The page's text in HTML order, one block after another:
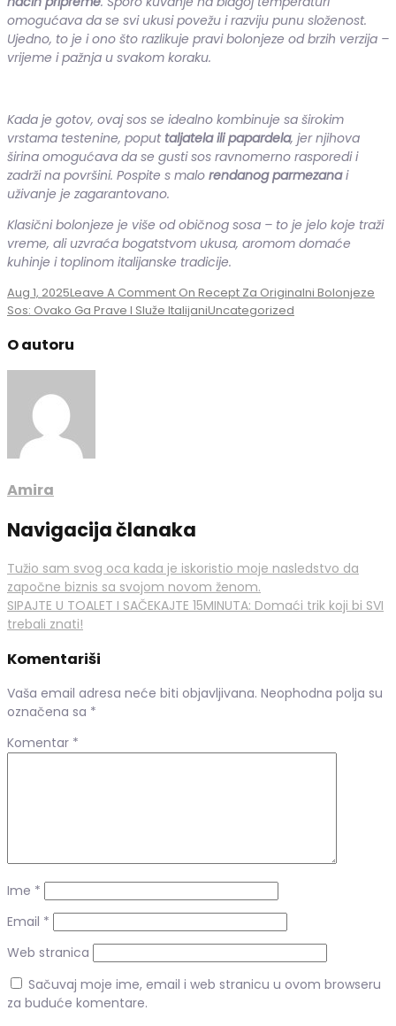
omogućava da se svi ukusi povežu i razviju punu složenost.
Ujedno, to je i ono što razlikuje pravi bolonjeze od brzih verzija –
vrijeme i pažnja u svakom koraku.
Kada je gotov, ovaj sos se idealno kombinuje sa širokim
vrstama testenine, poput taljatela ili papardela, jer njihova
širina omogućava da se gusti sos ravnomerno rasporedi i
zadrži na površini. Pospite s malo rendanog parmezanai
uživanje je zagarantovano.
Klasični bolonjeze je više od običnog sosa – to je jelo koje traži
vreme, ali uzvraća bogatstvom ukusa, aromom domaće
kuhinje i toplinom italijanske tradicije.
Aug 1, 2025Leave A Comment On Recept Za Originalni Bolonjeze
Sos: Ovako Ga Prave I Služe ItalijaniUncategorized
O autoru
Amira
Navigacija članaka
Tužio sam svog oca kada je iskoristio moje nasledstvo da
započne biznis sa svojom novom ženom.
SIPAJTE U TOALET I SAČEKAJTE 15MINUTA: Domaći trik koji bi SVI
trebali znati!
Komentariši
Vaša email adresa neće biti objavljivana. Neophodna polja su
označena sa *
Komentar *
Ime *
Email *
Web stranica
Sačuvaj moje ime, email i web stranicu u ovom browseru
za buduće komentare.